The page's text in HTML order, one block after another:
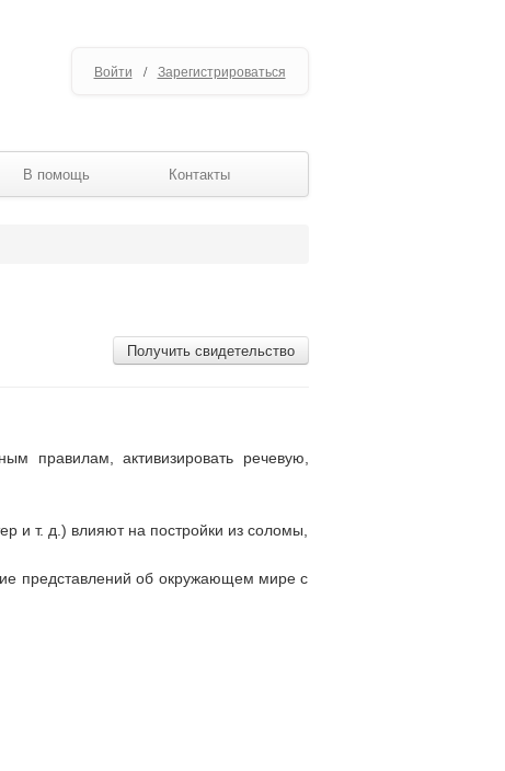
Войти / Зарегистрироваться
В помощь Контакты
Получить свидетельство
правилам, активизировать речевую,
и т. д.) влияют на постройки из соломы,
представлений об окружающем мире с